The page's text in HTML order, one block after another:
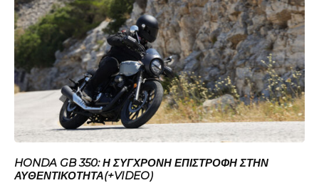
HONDA GB 350: Η ΣΎΓΧΡΟΝΗ ΕΠΙΣΤΡΟΦΉ ΣΤΗΝ
ΑΥΘΕΝΤΙΚΌΤΗΤΑ(+VIDEO)